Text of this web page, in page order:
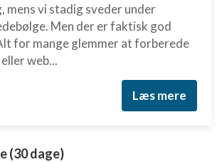
mens vi stadig sveder under
Men der er faktisk god
for mange glemmer at forberede
web...
Læs mere
(30 dage)